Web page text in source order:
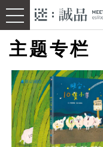
主题专栏